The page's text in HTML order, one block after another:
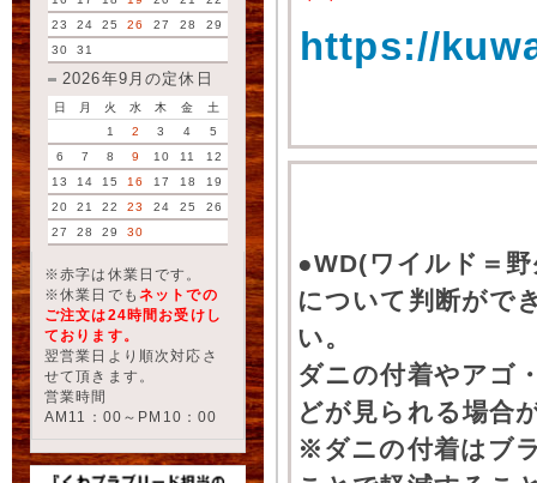
23
24 25 26 27 28
29
30
31
2026年9月の定休日
日 月 火 水 木 金
土
1
2 3 4
5
6
7 8 9 10 11
12
13
14 15 16 17 18
19
20
21 22 23 24 25
26
27
28 29 30
※赤字は休業日です。
※休業日でも ネットでの
ご注文は24時間お受けし
ております。
翌営業日より順次対応さ
せて頂きます。
営業時間
AM11：00～PM10：00
https://
●WD(ワイルド＝
について判断がで
い。
ダニの付着やアゴ
どが見られる場合
※ダニの付着はブ